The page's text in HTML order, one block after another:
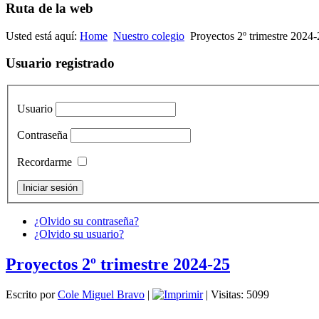
Ruta de la web
Usted está aquí: Home Nuestro colegio Proyectos 2º trimestre
Usuario registrado
Usuario
Contraseña
Recordarme
¿Olvido su contraseña?
¿Olvido su usuario?
Proyectos 2º trimestre 2024-25
Escrito porCole Miguel Bravo | | Visitas: 5099